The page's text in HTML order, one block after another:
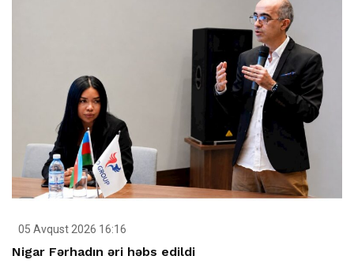
05 Avqust 2026 16:16
Nigar Fərhadın əri həbs edildi